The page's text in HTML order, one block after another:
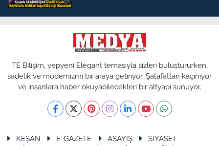
TE Bilişim, yepyeni Elegant temasıyla sizleri buluştururken,
sadelik ve modernizmi bir araya getiriyor. Şatafattan kaçınıyor
ve insanlara haber okuyabilecekleri bir altyapı sunuyor.
KEŞAN E-GAZETE ASAYİŞ
SİYASET